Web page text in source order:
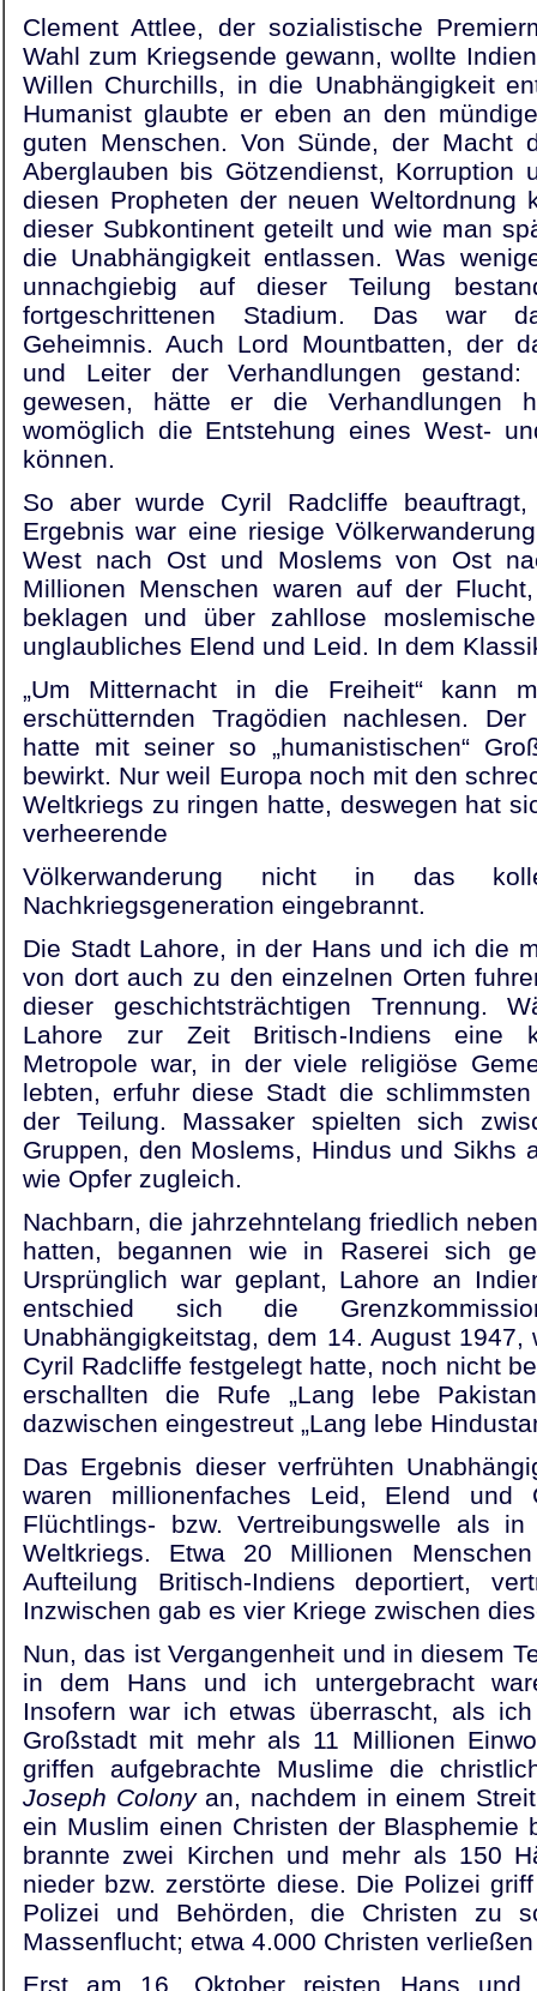
Clement Attlee, der sozialistische
Wahl zum Kriegsende gewann, wollte
Willen Churchills, in die Unabhängigkeit
Humanist glaubte er eben an den
guten Menschen. Von Sünde, der Macht
Aberglauben bis Götzendienst, Korruption
diesen Propheten der neuen Weltordnung
dieser Subkontinent geteilt und wie man
die Unabhängigkeit entlassen. Was
unnachgiebig auf dieser Teilung
fortgeschrittenen Stadium. Das war
Geheimnis. Auch Lord Mountbatten, der
und Leiter der Verhandlungen
gewesen, hätte er die Verhandlungen
womöglich die Entstehung eines West-
können.
So aber wurde Cyril Radcliffe
Ergebnis war eine riesige
West nach Ost und Moslems von Ost
Millionen Menschen waren auf der
beklagen und über zahllose
unglaubliches Elend und Leid. In dem
„Um Mitternacht in die Freiheit“ kann
erschütternden Tragödien nachlesen.
hatte mit seiner so „humanistischen“
bewirkt. Nur weil Europa noch mit den
Weltkriegs zu ringen hatte, deswegen hat
verheerende
Völkerwanderung nicht in das
Nachkriegsgeneration eingebrannt.
Die Stadt Lahore, in der Hans und ich die
von dort auch zu den einzelnen Orten
dieser geschichtsträchtigen Trennung.
Lahore zur Zeit Britisch-Indiens eine
Metropole war, in der viele religiöse
lebten, erfuhr diese Stadt die
der Teilung. Massaker spielten sich
Gruppen, den Moslems, Hindus und Sikhs
wie Opfer zugleich.
Nachbarn, die jahrzehntelang friedlich
hatten, begannen wie in Raserei sich
Ursprünglich war geplant, Lahore an
entschied sich die
Unabhängigkeitstag, dem 14. August
Cyril Radcliffe festgelegt hatte, noch nicht
erschallten die Rufe „Lang lebe
dazwischen eingestreut „Lang lebe
Das Ergebnis dieser verfrühten
waren millionenfaches Leid, Elend und
Flüchtlings- bzw. Vertreibungswelle als
Weltkriegs. Etwa 20 Millionen
Aufteilung Britisch-Indiens deportiert,
Inzwischen gab es vier Kriege zwischen
Nun, das ist Vergangenheit und in diesem
in dem Hans und ich untergebracht
Insofern war ich etwas überrascht, als
Großstadt mit mehr als 11 Millionen
griffen aufgebrachte Muslime die
Joseph Colony an, nachdem in einem
ein Muslim einen Christen der Blasphemie
brannte zwei Kirchen und mehr als 150
nieder bzw. zerstörte diese. Die Polizei
Polizei und Behörden, die Christen zu
Massenflucht; etwa 4.000 Christen
Erst am 16. Oktober reisten Hans und